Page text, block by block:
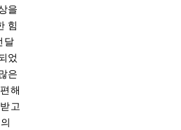
을
힘
달
었
은
해
고